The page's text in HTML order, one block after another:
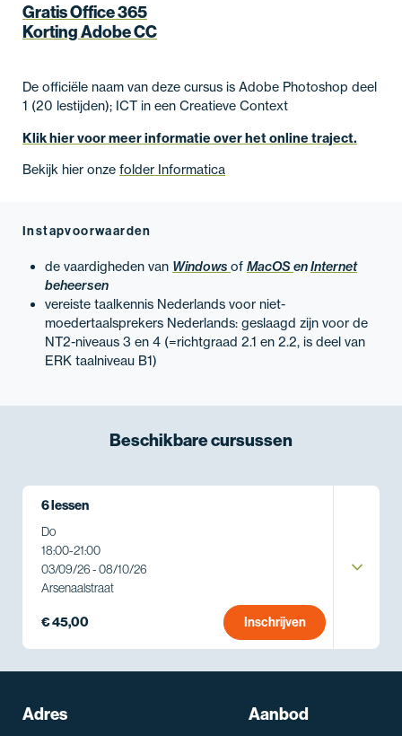
Gratis Office 365
Korting Adobe CC
De officiële naam van deze cursus is Adobe Photoshop deel
1 (20 lestijden); ICT in een Creatieve Context
Klik hier voor meer informatie over het online traject.
Bekijk hier onze folder Informatica
Instapvoorwaarden
de vaardigheden van WindowsofMacOSenInternet
beheersen
vereiste taalkennis Nederlands voor niet-
moedertaalsprekers Nederlands: geslaagd zijn voor de
NT2-niveaus 3 en 4 (=richtgraad 2.1 en 2.2, is deel van
ERK taalniveau B1)
Beschikbarecursussen
6 lessen
Do
18:00-21:00
03/09/26 - 08/10/26
Arsenaalstraat
€ 45,00 Inschrijven
Adres Aanbod